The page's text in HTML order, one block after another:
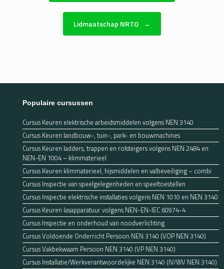
Lidmaatschap NRTO →
Populaire cursussen
Cursus Keuren elektrische arbeidsmiddelen volgens NEN 3140
Cursus Keuren landbouw-, tuin-, park- en bouwmachines
Cursus Keuren ladders, trappen en rolsteigers volgens NEN 2484 en
NEN-EN 1004 – klimmaterieel
Cursus Keuren klimmaterieel, hijsmiddelen en valbeveiliging – combi
Cursus Inspectie van speelgelegenheden en speeltoestellen
Cursus Inspectie elektrische installaties volgens NEN 1010 en NEN 3140
Cursus Keuren lasapparatuur volgens NEN-EN-IEC 60974-4
Cursus Inspectie en onderhoud van noodverlichting
Cursus Voldoende Onderricht Persoon NEN 3140 (VOP NEN 3140)
Cursus Vakbekwaam Persoon NEN 3140 (VP NEN 3140)
Cursus Installatie/Werkverantwoordelijke NEN 3140 (IV/WV NEN 3140)